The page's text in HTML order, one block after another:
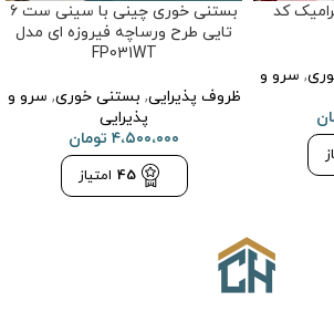
کد
, سرو و
بستنی خوری چینی با سینی ست 6
تایی طرح ورساچه فیروزه ای مدل
FP031WT
ظروف پذیرایی, بستنی خوری, سرو و
پذیرایی
۴،۵۰۰،۰۰۰ تومان
45 امتیاز